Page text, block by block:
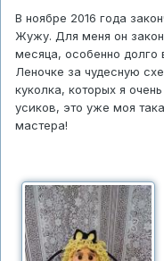
В ноябре 2016 года
Жужу. Для меня он
месяца, особенно долго
Леночке за чудесную
куколка, которых я
усиков, это уже моя
мастера!